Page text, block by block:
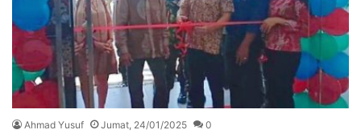
Ahmad Yusuf Jumat, 24/01/2025 0